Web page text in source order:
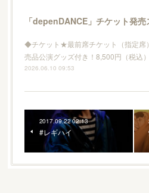
◆チケット★最前席チケット（指定
売品公演グッズ付き！8,500円（税込
2026.06.10 09:53
2017.09.22 02:13
#レギハイ